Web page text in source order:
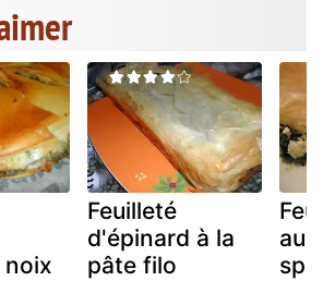
noix
Feuilleté
d'épinard à la
pâte filo